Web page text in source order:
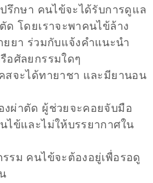
รึกษา คนไข้จะได้รับการดูแล
ด โดยเราจะพาคนไข้ล้าง
ยา ร่วมกับแจ้งคำแนะนำ
อศัลยกรรมใดๆ
สจะได้ทายาชา และมียานอน
งผ่าตัด ผู้ช่วยจะคอยจับมือ
ไข้และไม่ให้บรรยากาศใน
รม คนไข้จะต้องอยู่เพื่อรอดู